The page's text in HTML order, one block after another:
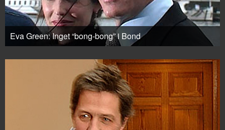
Eva Green: Inget “bong-bong” i Bond